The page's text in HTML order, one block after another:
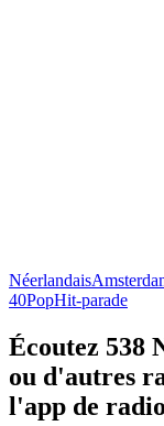
Néerlandais
40PopHit-parade
Écoutez 538
ou d'autres
l'app de